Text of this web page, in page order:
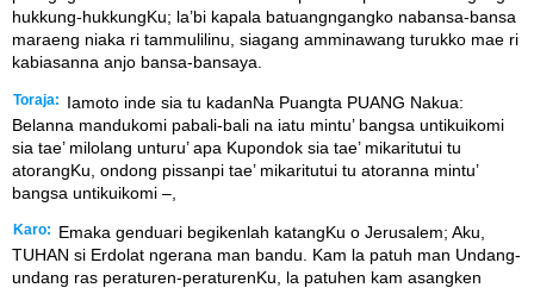
hukkung-hukkungKu; la’bi kapala batuangngangko nabansa-bansa
maraeng niaka ri tammulilinu, siagang amminawang turukko mae ri
kabiasanna anjo bansa-bansaya.
Toraja:
Iamoto inde sia tu kadanNa Puangta PUANG Nakua:
Belanna mandukomi pabali-bali na iatu mintu’ bangsa untikuikomi
sia tae’ milolang unturu’ apa Kupondok sia tae’ mikaritutui tu
atorangKu, ondong pissanpi tae’ mikaritutui tu atoranna mintu’
bangsa untikuikomi –,
Karo:
Emaka genduari begikenlah katangKu o Jerusalem; Aku,
TUHAN si Erdolat ngerana man bandu. Kam la patuh man Undang-
undang ras peraturen-peraturenKu, la patuhen kam asangken